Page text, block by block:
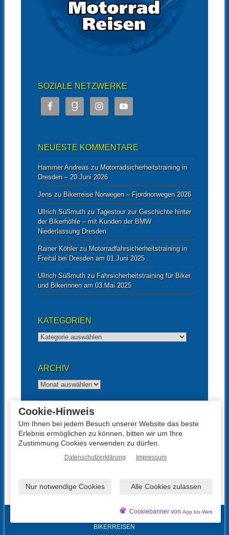
SOZIALE NETZWERKE
NEUESTE KOMMENTARE
Hammer Andreaszu Motorradsicherheitstraining in
Dresden – 20.Juni 2026
Jenszu Bikerreise Norwegen – Fjordnorwegen 2026
Ullrich Süßmuthzu Tagestour zur Geschichte hinter
der Bikerhöhle – mit Kunden der BMW
Niederlassung Dresden
Rainer Köhlerzu Motorradfahrsicherheitstraining in
Freital bei Dresden am 01.Juni 2025
Ullrich Süßmuthzu Fahrsicherheitstraining für Biker
und Bikerinnen am 03.Mai 2025
KATEGORIEN
Kategorien
ARCHIV
Archiv
UNTERSTÜTZT VON
© ALMOTO – BILDER VON UNSEREN MOTORRADTOUREN UND
BIKERREISEN
Cookie-Hinweis
Um Ihnen bei jedem Besuch unserer Website das beste
Erlebnis ermöglichen zu können, bitten wir um Ihre
Zustimmung Cookies verwenden zu dürfen.
Datenschutzerklärung Impressum
Nur notwendige Cookies Alle Cookies zulassen
Cookiebanner von App bis Web